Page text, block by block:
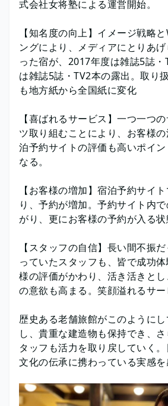
式会社女将塾による運営開始。
【知名度の向上】イメージ戦略
ングにより、メディアにとりあ
った宿が、2017年度は雑誌5誌
は雑誌5誌・TV2本の露出。取り
も地方紙から全国紙に変化
【喜ばれるサービス】一つ一つ
ツ取り組むことにより、お客様
泊予約サイトの評価も高いポイ
なる。
【お客様の増加】宿泊予約サイ
り、予約が増加。予約サイト内
がり、更にお客様の予約が入る状
【スタッフの自信】長い間不振
っていたスタッフも、皆で成功
様の評価がかわり、活き活きと
の意欲も高まる。笑顔溢れるサー
歴史ある老舗旅館がこのように
し、貴重な建造物も保持でき、
タッフも活力を取り戻していく
文化の伝承に携わっている実感を